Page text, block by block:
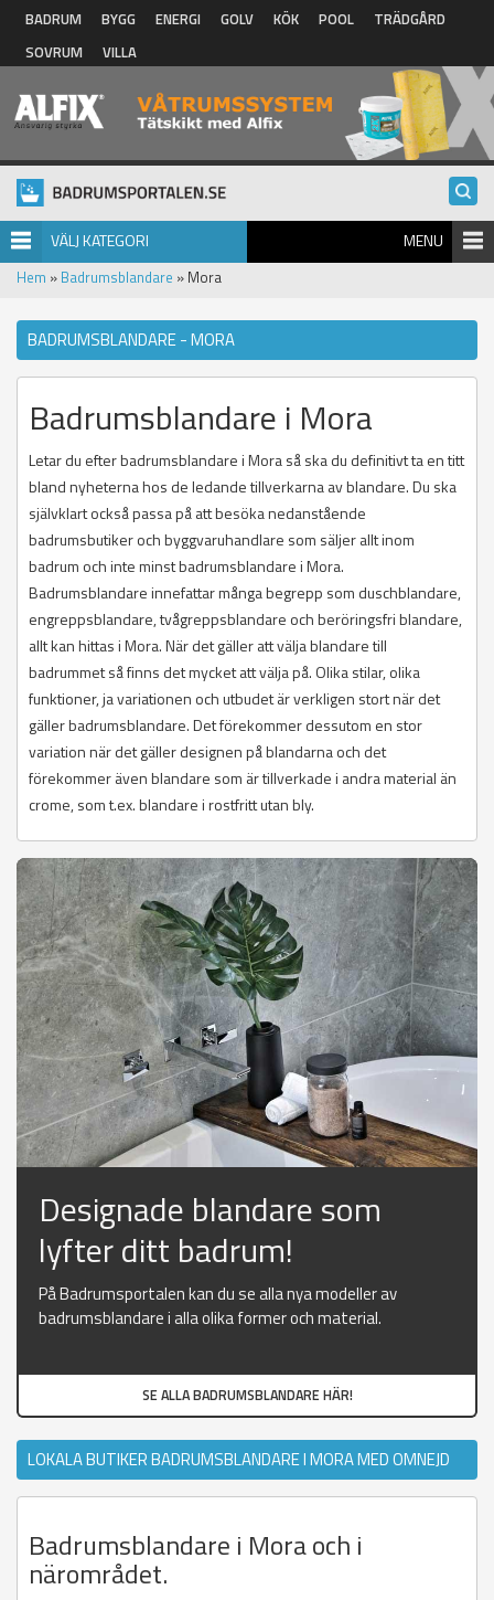
Hoppa till huvudinnehåll
BADRUM BYGG ENERGI GOLV KÖK POOL
TRÄDGÅRD
SOVRUM
VILLA
VÄLJ KATEGORI MENU
Hem » Badrumsblandare » Mora
BADRUMSBLANDARE - MORA
Badrumsblandare i Mora
Letar du efter badrumsblandare i Mora så ska du definitivt ta en titt
bland nyheterna hos de ledande tillverkarna av blandare. Du ska
självklart också passa på att besöka nedanstående
badrumsbutiker och byggvaruhandlare som säljer allt inom
badrum och inte minst badrumsblandare i Mora.
Badrumsblandare innefattar många begrepp som duschblandare,
engreppsblandare, tvågreppsblandare och beröringsfri blandare,
allt kan hittas i Mora. När det gäller att välja blandare till
badrummet så finns det mycket att välja på. Olika stilar, olika
funktioner, ja variationen och utbudet är verkligen stort när det
gäller badrumsblandare. Det förekommer dessutom en stor
variation när det gäller designen på blandarna och det
förekommer även blandare som är tillverkade i andra material än
crome, som t.ex. blandare i rostfritt utan bly.
Designade blandare som
lyfter ditt badrum!
På Badrumsportalen kan du se alla nya modeller av
badrumsblandare i alla olika former och material.
SE ALLA BADRUMSBLANDARE HÄR!
LOKALA BUTIKER BADRUMSBLANDARE I MORA MED OMNEJD
Badrumsblandare i Mora och i
närområdet.